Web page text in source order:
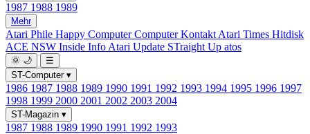
1987 1988 1989
Mehr
Atari Phile Happy ComputerComputer Kontakt Atari Times Hitdisk
ACE NSW Inside Info Atari Update STraight Up atos
🌞 🌙
☰
ST-Computer ▾
1986 1987 1988 1989 1990 1991 1992 1993 1994 1995 1996 1997
1998 1999 2000 2001 2002 2003 2004
ST-Magazin ▾
1987 1988 1989 1990 1991 1992 1993